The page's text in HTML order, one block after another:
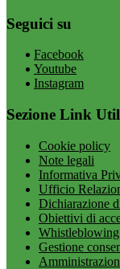
Seguici su
Facebook
Youtube
Instagram
Sezione Link
Cookie policy
Note legali
Informativa
Ufficio
Dichiarazione
Obiettivi di
Whistleblowing
Gestione